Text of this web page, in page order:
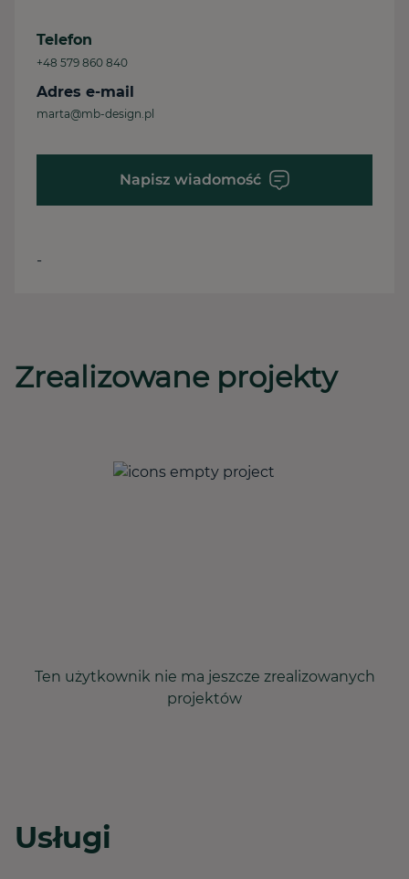
Telefon
+48 579 860 840
Adres e-mail
marta@mb-design.pl
Napisz wiadomość
-
Zrealizowane projekty
Ten użytkownik nie ma jeszcze zrealizowanych
projektów
Usługi